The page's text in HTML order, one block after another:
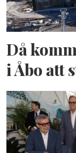
Då
i Åbo att